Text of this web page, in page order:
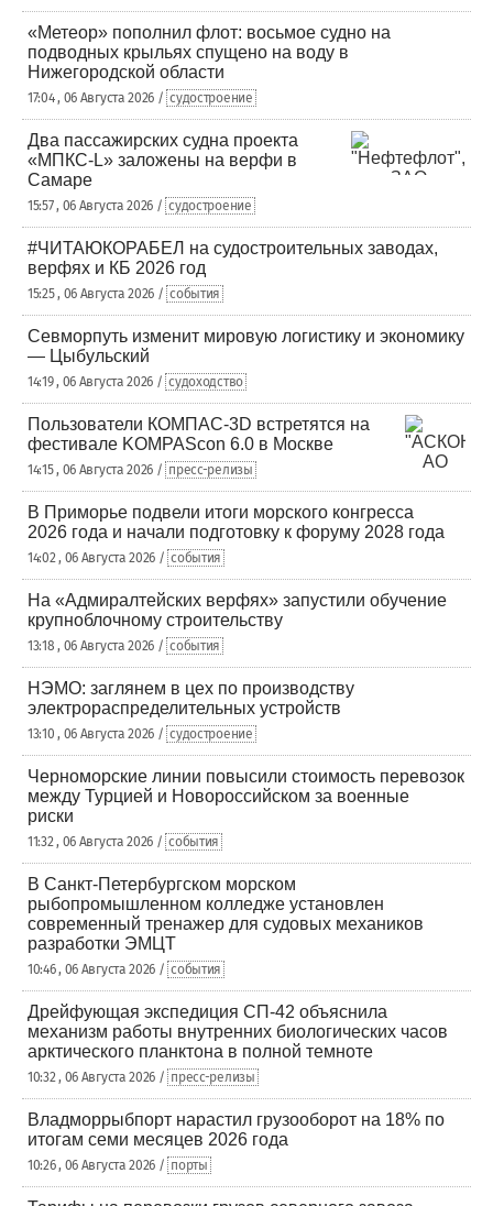
«Метеор» пополнил флот: восьмое судно на
подводных крыльях спущено на воду в
Нижегородской области
17:04 , 06 Августа 2026 / судостроение
Два пассажирских судна проекта
«МПКС-L» заложены на верфи в
Самаре
15:57 , 06 Августа 2026 / судостроение
#ЧИТАЮКОРАБЕЛ на судостроительных заводах,
верфях и КБ 2026 год
15:25 , 06 Августа 2026 / события
Севморпуть изменит мировую логистику и экономику
— Цыбульский
14:19 , 06 Августа 2026 / судоходство
Пользователи КОМПАС-3D встретятся на
фестивале KOMPAScon 6.0 в Москве
14:15 , 06 Августа 2026 / пресс-релизы
В Приморье подвели итоги морского конгресса
2026 года и начали подготовку к форуму 2028 года
14:02 , 06 Августа 2026 / события
На «Адмиралтейских верфях» запустили обучение
крупноблочному строительству
13:18 , 06 Августа 2026 / события
НЭМО: заглянем в цех по производству
электрораспределительных устройств
13:10 , 06 Августа 2026 / судостроение
Черноморские линии повысили стоимость перевозок
между Турцией и Новороссийском за военные
риски
11:32 , 06 Августа 2026 / события
В Санкт-Петербургском морском
рыбопромышленном колледже установлен
современный тренажер для судовых механиков
разработки ЭМЦТ
10:46 , 06 Августа 2026 / события
Дрейфующая экспедиция СП-42 объяснила
механизм работы внутренних биологических часов
арктического планктона в полной темноте
10:32 , 06 Августа 2026 / пресс-релизы
Владморрыбпорт нарастил грузооборот на 18% по
итогам семи месяцев 2026 года
10:26 , 06 Августа 2026 / порты